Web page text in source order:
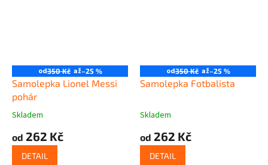
od350 Kč až–25 %
Samolepka Lionel Messi
pohár
Skladem
od 262 Kč
DETAIL
od350 Kč až–25 %
Samolepka Fotbalista
Skladem
od 262 Kč
DETAIL